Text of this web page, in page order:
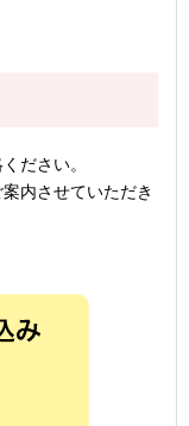
ださい。
内させていただき